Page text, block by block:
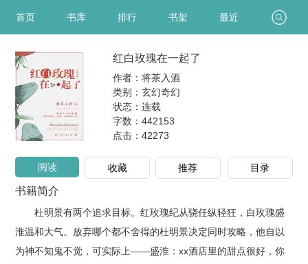
首页 书库 排行 书架 最近
红白玫瑰在一起了
作者：将茶入酒
类别：玄幻奇幻
状态：连载
字数：442153
点击： 42273
阅读 收藏 推荐 目录
书籍简介
杜明景有两个追求目标。红玫瑰纪从骁任纵轻狂，白玫瑰盛
淮温和大气。放弃哪个都不舍得的杜明景决定同时攻略，他自以
为神不知鬼不觉，可实际上——盛淮：xx酒店里的甜点很好，你